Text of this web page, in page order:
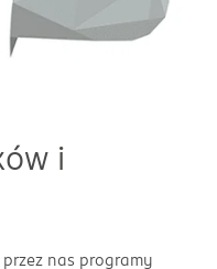
i
nas programy